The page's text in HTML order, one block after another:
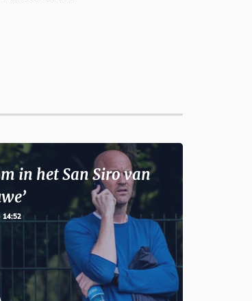
in het San Siro van
14:52